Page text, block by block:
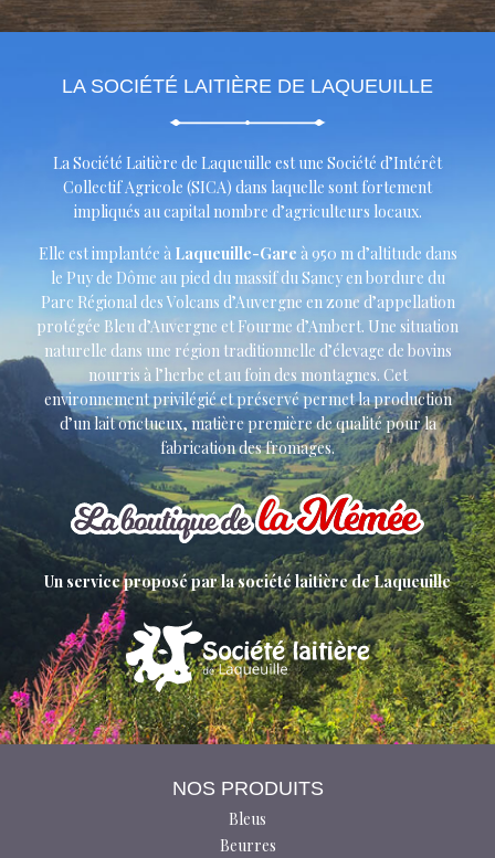
LA SOCIÉTÉ LAITIÈRE DE LAQUEUILLE
La Société Laitière de Laqueuille est une Société d’Intérêt
Collectif Agricole (SICA) dans laquelle sont fortement
impliqués au capital nombre d’agriculteurs locaux.
Elle est implantée à Laqueuille-Gare à 950 m d’altitude dans
le Puy de Dôme au pied du massif du Sancy en bordure du
Parc Régional des Volcans d’Auvergne en zone d’appellation
protégée Bleu d’Auvergne et Fourme d’Ambert. Une situation
naturelle dans une région traditionnelle d’élevage de bovins
nourris à l’herbe et au foin des montagnes. Cet
environnement privilégié et préservé permet la production
d’un lait onctueux, matière première de qualité pour la
fabrication des fromages.
Un service proposé par la société laitière de Laqueuille
NOS PRODUITS
Bleus
Beurres